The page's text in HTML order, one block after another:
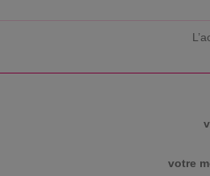
votre